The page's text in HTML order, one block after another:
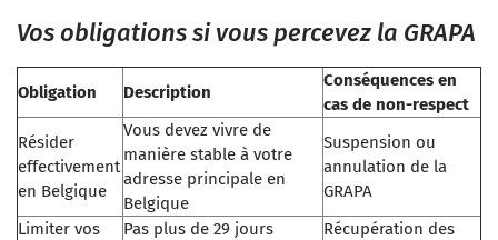
Vos obligations si vous percevez la GRAPA
Obligation Description
Conséquences en
cas de non-respect
Résider
effectivement
en Belgique
Vous devez vivre de
manière stable à votre
adresse principale en
Belgique
Suspension ou
annulation de la
GRAPA
Limiter vos
Pas plus de 29 jours
Récupération des